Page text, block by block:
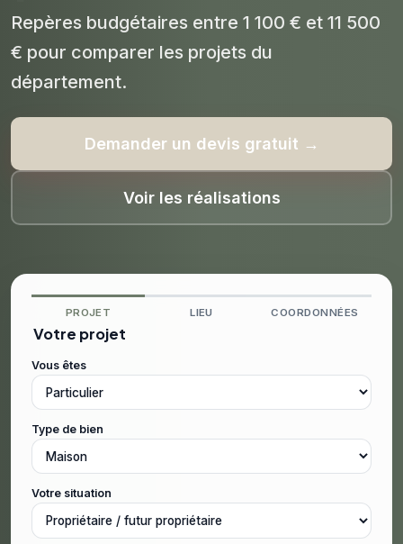
Repères budgétaires entre 1 100 € et 11 500
€ pour comparer les projets du
département.
Demander un devis gratuit →
Voir les réalisations
PROJET LIEU COORDONNÉES
Votre projet
Vous êtes
Type de bien
Votre situation